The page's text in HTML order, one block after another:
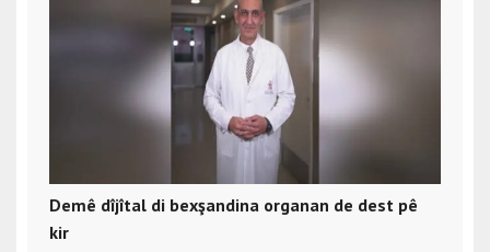
Demê dîjîtal di bexşandina organan de dest pê
kir